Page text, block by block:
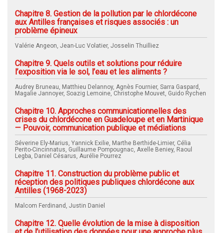
Chapitre 8. Gestion de la pollution par le chlordécone
aux Antilles françaises et risques associés : un
problème épineux
Valérie Angeon, Jean-Luc Volatier, Josselin Thuilliez
Chapitre 9. Quels outils et solutions pour réduire
l’exposition via le sol, l’eau et les aliments ?
Audrey Bruneau, Matthieu Delannoy, Agnès Fournier, Sarra Gaspard,
Magalie Jannoyer, Soazig Lemoine, Christophe Mouvet, Guido Rychen
Chapitre 10. Approches communicationnelles des
crises du chlordécone en Guadeloupe et en Martinique
— Pouvoir, communication publique et médiations
Séverine Ely-Marius, Yannick Exilie, Marthe Berthide-Limier, Célia
Perito-Cincinnatus, Guillaume Pompougnac, Axelle Beniey, Raoul
Legba, Daniel Césarus, Aurélie Pourrez
Chapitre 11. Construction du problème public et
réception des politiques publiques chlordécone aux
Antilles (1968-2023)
Malcom Ferdinand, Justin Daniel
Chapitre 12. Quelle évolution de la mise à disposition